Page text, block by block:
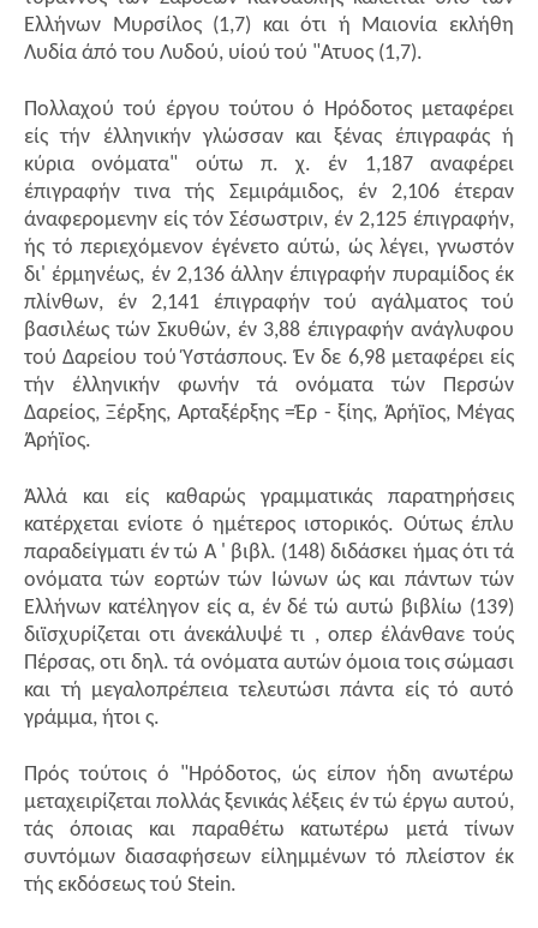
Ελλήνων Μυρσίλος (1,7) και ότι ή Μαιονία εκλήθη
Λυδία άπό του Λυδού, υίού τού "Ατυος (1,7).
Πολλαχού τού έργου τούτου ό Ηρόδοτος μεταφέρει
είς τήν έλληνικήν γλώσσαν και ξένας έπιγραφάς ή
κύρια ονόματα" ούτω π. χ. έν 1,187 αναφέρει
έπιγραφήν τινα τής Σεμιράμιδος, έν 2,106 έτεραν
άναφερομενην είς τόν Σέσωστριν, έν 2,125 έπιγραφήν,
ής τό περιεχόμενον έγένετο αύτώ, ώς λέγει, γνωστόν
δι' έρμηνέως, έν 2,136 άλλην έπιγραφήν πυραμίδος έκ
πλίνθων, έν 2,141 έπιγραφήν τού αγάλματος τού
βασιλέως τών Σκυθών, έν 3,88 έπιγραφήν ανάγλυφου
τού Δαρείου τού Ύστάσπους. Έν δε 6,98 μεταφέρει είς
τήν έλληνικήν φωνήν τά ονόματα τών Περσών
Δαρείος, Ξέρξης, Αρταξέρξης =Έρ - ξίης, Άρήϊος, Μέγας
Άρήϊος.
Άλλά και είς καθαρώς γραμματικάς παρατηρήσεις
κατέρχεται ενίοτε ό ημέτερος ιστορικός. Ούτως έπλυ
παραδείγματι έν τώ Α ' βιβλ. (148) διδάσκει ήμας ότι τά
ονόματα τών εορτών τών Ιώνων ώς και πάντων τών
Ελλήνων κατέληγον είς α, έν δέ τώ αυτώ βιβλίω (139)
διϊσχυρίζεται οτι άνεκάλυψέ τι , οπερ έλάνθανε τούς
Πέρσας, οτι δηλ. τά ονόματα αυτών όμοια τοις σώμασι
και τή μεγαλοπρέπεια τελευτώσι πάντα είς τό αυτό
γράμμα, ήτοι ς.
Πρός τούτοις ό "Ηρόδοτος, ώς είπον ήδη ανωτέρω
μεταχειρίζεται πολλάς ξενικάς λέξεις έν τώ έργω αυτού,
τάς όποιας και παραθέτω κατωτέρω μετά τίνων
συντόμων διασαφήσεων είλημμένων τό πλείστον έκ
τής εκδόσεως τού Stein.